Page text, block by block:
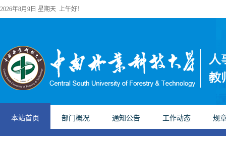
2026年8月9日 星期天 上午好！
本站首页 部门概况 通知公告 工作动态 规